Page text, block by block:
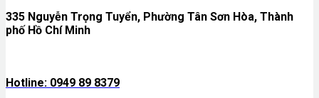
335 Nguyễn Trọng Tuyển, Phường Tân Sơn Hòa, Thành
phố Hồ Chí Minh
Hotline: 0949 89 8379